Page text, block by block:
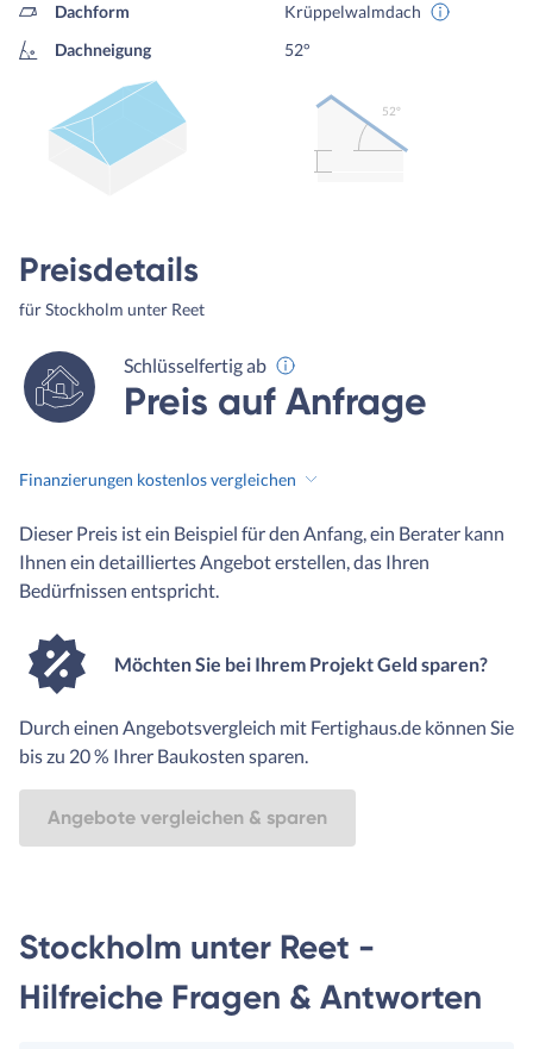
Dachform
Krüppelwalmdach
Dachneigung
52°
52º
Preisdetails
für Stockholm unter Reet
Schlüsselfertig ab
Preis auf Anfrage
Finanzierungen kostenlos vergleichen
Dieser Preis ist ein Beispiel für den Anfang, ein Berater kann
Ihnen ein detailliertes Angebot erstellen, das Ihren
Bedürfnissen entspricht.
Möchten Sie bei Ihrem Projekt Geld sparen?
Durch einen Angebotsvergleich mit Fertighaus.de können Sie
bis zu 20 % Ihrer Baukosten sparen.
Angebote vergleichen & sparen
Stockholm unter Reet -
Hilfreiche Fragen & Antworten